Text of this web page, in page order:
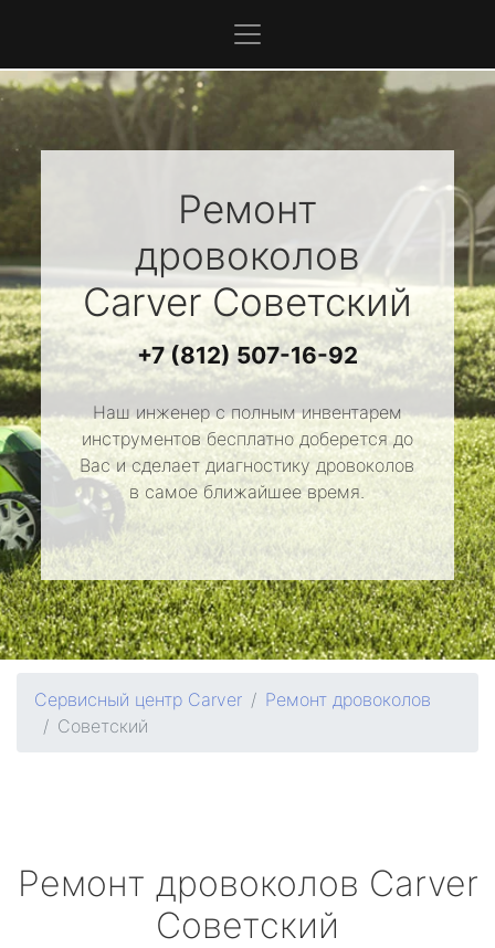
Ремонт
дровоколов
CarverСоветский
+7 (812) 507-16-92
Наш инженер с полным инвентарем
инструментов бесплатно доберется до
Вас и сделает диагностику дровоколов
в самое ближайшее время.
Сервисный центр Carver
Ремонт дровоколов
Советский
Ремонт дровоколов Carver
Советский